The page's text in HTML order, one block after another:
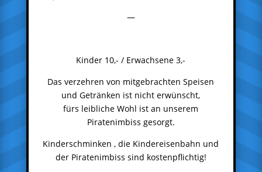
—
Kinder 10,- / Erwachsene 3,-
Das verzehren von mitgebrachten Speisen
und Getränken ist nicht erwünscht,
fürs leibliche Wohl ist an unserem
Piratenimbiss gesorgt.
Kinderschminken , die Kindereisenbahn und
der Piratenimbiss sind kostenpflichtig!